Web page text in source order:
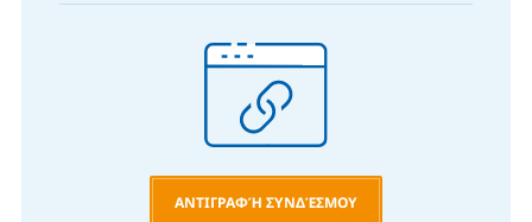
ΑΝΤΙΓΡΑΦΉ ΣΥΝΔΈΣΜΟΥ